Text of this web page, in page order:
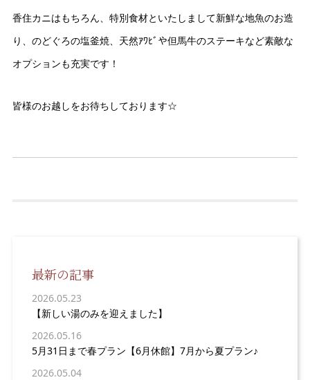
香住カニはもちろん、特別食材といたしまして新鮮な地魚のお造
り、のどぐろの塩釜焼、天然ｱﾜﾋﾞや但馬牛のステーキなど素敵な
オプションも充実です！
皆様のお越しをお待ちしております☆
最新の記事
2026.05.23
【新しい湯のみを迎えました】
2026.05.16
5月31日まで春プラン【6月休館】7月から夏プラン♪
2026.05.04